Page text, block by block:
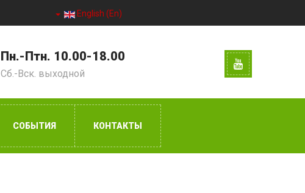
English (En)
Пн.-Птн. 10.00-18.00
Сб.-Вск. выходной
СОБЫТИЯ КОНТАКТЫ